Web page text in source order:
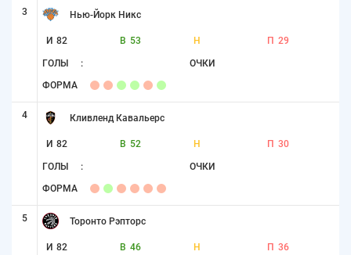
3 Нью-Йорк Никс
И 82 В 53 Н П 29
ГОЛЫ : ОЧКИ
ФОРМА
4 Кливленд Кавальерс
И 82 В 52 Н П 30
ГОЛЫ : ОЧКИ
ФОРМА
5 Торонто Рэпторс
И 82 В 46 Н П 36